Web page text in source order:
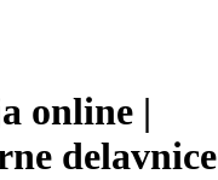
online |
delavnice